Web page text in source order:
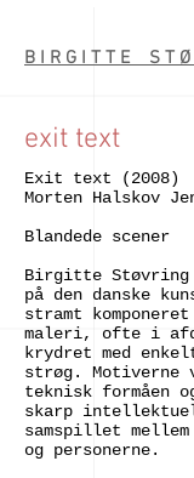
B I R G I T T E S T Ø
exit text
Exit text (2008)
Morten Halskov
Blandede scener
Birgitte Støvring
på den danske
stramt
maleri, ofte i
krydret med
strøg. Motiverne
teknisk formåen
skarp
samspillet
og personerne.